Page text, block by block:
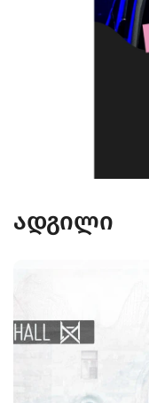
ადგილი